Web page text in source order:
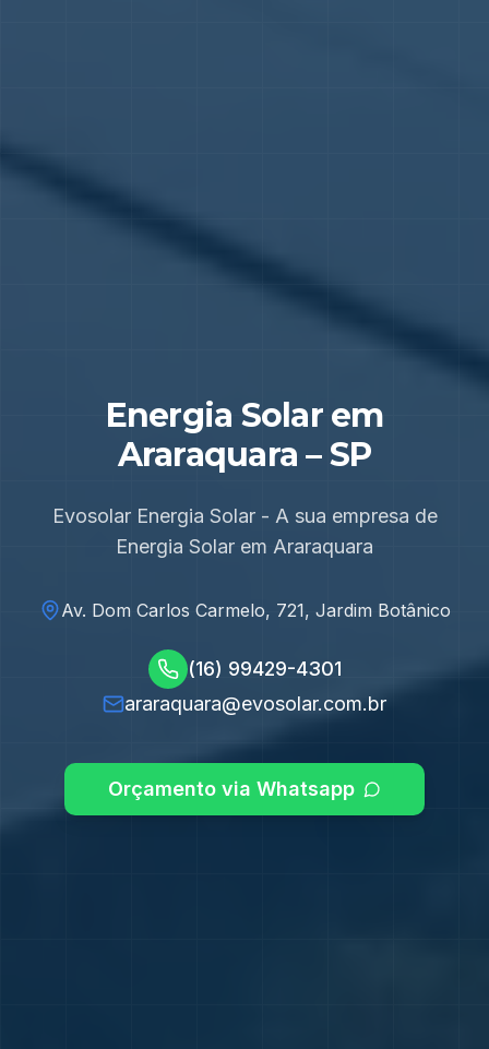
Energia Solar em
Araraquara –SP
Evosolar Energia Solar - A sua empresa de
Energia Solar em Araraquara
Av. Dom Carlos Carmelo, 721, Jardim Botânico
(16) 99429-4301
araraquara@evosolar.com.br
Orçamento via Whatsapp